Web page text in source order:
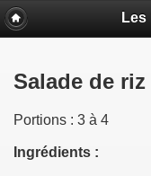
Les
Salade de
Portions : 3 à 4
Ingrédients :